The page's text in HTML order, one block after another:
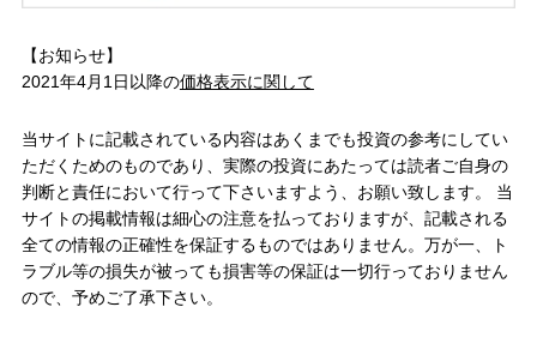
【お知らせ】
2021年4月1日以降の価格表示に関して
当サイトに記載されている内容はあくまでも投資の参考にしてい
ただくためのものであり、実際の投資にあたっては読者ご自身の
判断と責任において行って下さいますよう、お願い致します。 当
サイトの掲載情報は細心の注意を払っておりますが、記載される
全ての情報の正確性を保証するものではありません。万が一、ト
ラブル等の損失が被っても損害等の保証は一切行っておりません
ので、予めご了承下さい。